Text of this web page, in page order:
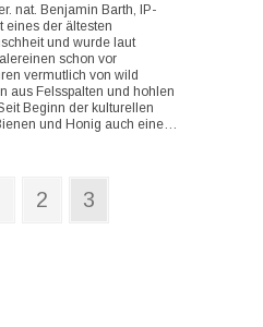
nat. Benjamin Barth, IP-
eines der ältesten
und wurde laut
schon vor
vermutlich von wild
aus Felsspalten und hohlen
Beginn der kulturellen
und Honig auch eine…
Seite
2 Seite
3